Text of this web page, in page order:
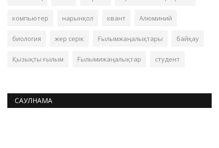
компьютер нарынқол квант Алюминий
биология жер серік Ғылымжаңалықтары байқау
Қызықты ғылым Ғылымижаңалықтар студент
САУЛНАМА